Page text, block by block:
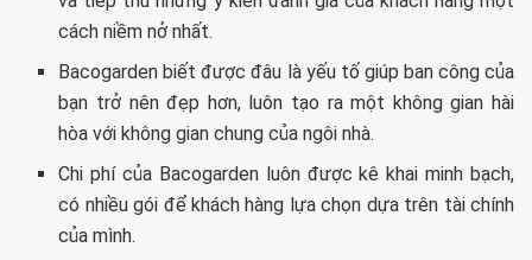
cách niềm nở nhất.
Bacogarden biết được đâu là yếu tố giúp ban công của
bạn trở nên đẹp hơn, luôn tạo ra một không gian hài
hòa với không gian chung của ngôi nhà.
Chi phí của Bacogarden luôn được kê khai minh bạch,
có nhiều gói để khách hàng lựa chọn dựa trên tài chính
của mình.